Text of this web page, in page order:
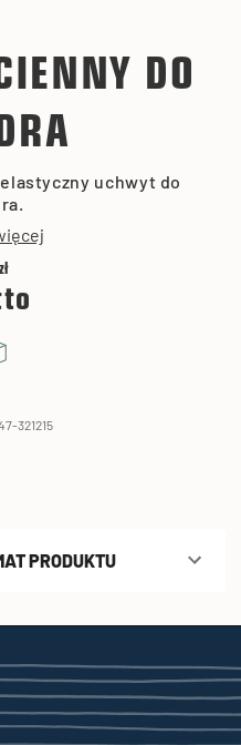
DO
uchwyt do
321215
PRODUKTU